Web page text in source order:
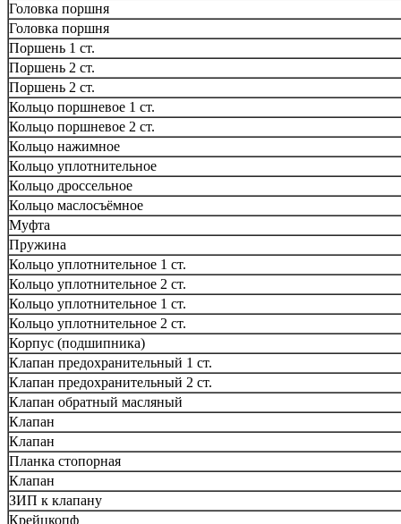
Головка поршня
Головка поршня
Поршень 1 ст.
Поршень 2 ст.
Поршень 2 ст.
Кольцо поршневое 1 ст.
Кольцо поршневое 2 ст.
Кольцо нажимное
Кольцо уплотнительное
Кольцо дроссельное
Кольцо маслосъёмное
Муфта
Пружина
Кольцо уплотнительное 1 ст.
Кольцо уплотнительное 2 ст.
Кольцо уплотнительное 1 ст.
Кольцо уплотнительное 2 ст.
Корпус (подшипника)
Клапан предохранительный 1 ст.
Клапан предохранительный 2 ст.
Клапан обратный масляный
Клапан
Клапан
Планка стопорная
Клапан
ЗИП к клапану
Крейцкопф